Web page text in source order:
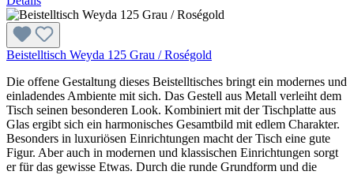
Beistelltisch Weyda 125 Grau / Roségold
Die offene Gestaltung dieses Beistelltisches bringt ein modernes und
einladendes Ambiente mit sich. Das Gestell aus Metall verleiht dem
Tisch seinen besonderen Look. Kombiniert mit der Tischplatte aus
Glas ergibt sich ein harmonisches Gesamtbild mit edlem Charakter.
Besonders in luxuriösen Einrichtungen macht der Tisch eine gute
Figur. Aber auch in modernen und klassischen Einrichtungen sorgt
er für das gewisse Etwas. Durch die runde Grundform und die